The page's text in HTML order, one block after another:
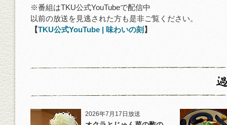
※番組はTKU公式YouTubeで配信中
以前の放送を見逃された方も是非ご覧ください。
【TKU公式YouTube | 味わいの刻 】
2026年7月17日放送